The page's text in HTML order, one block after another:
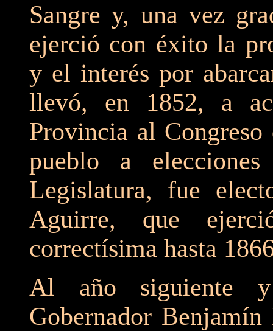
Sangre y, una vez
ejerció con éxito la
y el interés por
llevó, en 1852, a
Provincia al
pueblo a
Legislatura, fue
Aguirre, que
correctísima hasta
Al año siguiente
Gobernador